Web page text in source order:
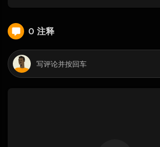
0 注释